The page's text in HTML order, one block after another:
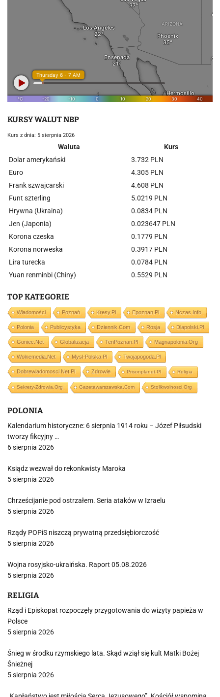
KURSY WALUT NBP
Kurs z dnia: 5 sierpnia 2026
Waluta
Kurs
Dolar amerykański
3.732 PLN
Euro
4.305 PLN
Frank szwajcarski
4.608 PLN
Funt szterling
5.0219 PLN
Hrywna (Ukraina)
0.0834 PLN
Jen (Japonia)
0.023647 PLN
Korona czeska
0.1779 PLN
Korona norweska
0.3917 PLN
Lira turecka
0.0784 PLN
Yuan renminbi (Chiny)
0.5529 PLN
TOP KATEGORIE
Wiadomości Poznań Kresy.pl Epoznan.pl Nczas.info
Polonia Publicystyka Dziennik.com Rosja Dlapolski.pl
Goniec.net Globalizacja TenPoznan.pl Magnapolonia.org
Wolnemedia.net Mysl-Polska.pl Twojapogoda.pl
Dobrewiadomosci.net.pl Zdrowie Prisonplanet.pl Religia
Sekrety-Zdrowia.org Gazetawarszawska.com Stolikwolnosci.org
POLONIA
Kalendarium historyczne: 6 sierpnia 1914 roku – Józef Piłsudski
tworzy fikcyjny …
6 sierpnia 2026
Ksiądz wezwał do rekonkwisty Maroka
5 sierpnia 2026
Chrześcijanie pod ostrzałem. Seria ataków w Izraelu
5 sierpnia 2026
Rządy POPiS niszczą prywatną przedsiębiorczość
5 sierpnia 2026
Wojna rosyjsko-ukraińska. Raport 05.08.2026
5 sierpnia 2026
RELIGIA
Rząd i Episkopat rozpoczęły przygotowania do wizyty papieża w
Polsce
5 sierpnia 2026
Śnieg w środku rzymskiego lata. Skąd wziął się kult Matki Bożej
Śnieżnej
5 sierpnia 2026